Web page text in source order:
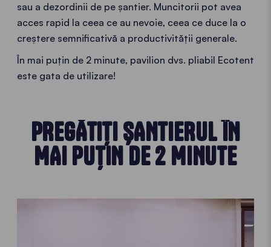
sau a dezordinii de pe șantier. Muncitorii pot avea
acces rapid la ceea ce au nevoie, ceea ce duce la o
creștere semnificativă a productivității generale.
În mai puțin de 2 minute, pavilion dvs. pliabil Ecotent
este gata de utilizare!
PREGĂTIȚI ȘANTIERUL ÎN
MAI PUȚIN DE 2 MINUTE